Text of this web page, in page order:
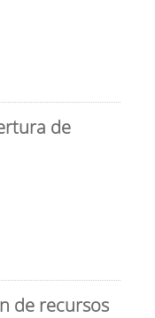
de
de recursos